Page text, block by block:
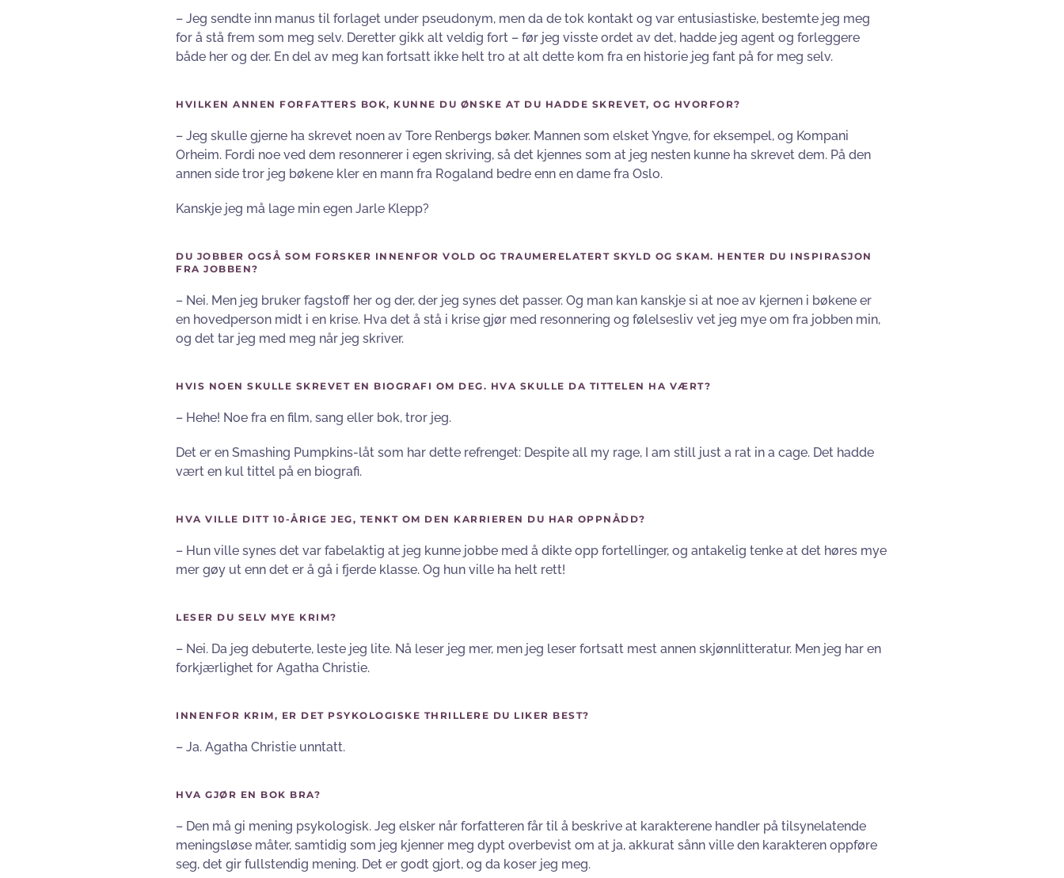
– Jeg sendte inn manus til forlaget under pseudonym, men da de tok kontakt og var entusiastiske, bestemte jeg meg
for å stå frem som meg selv. Deretter gikk alt veldig fort – før jeg visste ordet av det, hadde jeg agent og forleggere
både her og der. En del av meg kan fortsatt ikke helt tro at alt dette kom fra en historie jeg fant på for meg selv.
HVILKEN ANNEN FORFATTERS BOK, KUNNE DU ØNSKE AT DU HADDE SKREVET, OG HVORFOR?
– Jeg skulle gjerne ha skrevet noen av Tore Renbergs bøker. Mannen som elsket Yngve, for eksempel, og Kompani
Orheim. Fordi noe ved dem resonnerer i egen skriving, så det kjennes som at jeg nesten kunne ha skrevet dem. På den
annen side tror jeg bøkene kler en mann fra Rogaland bedre enn en dame fra Oslo.
Kanskje jeg må lage min egen Jarle Klepp?
DU JOBBER OGSÅ SOM FORSKER INNENFOR VOLD OG TRAUMERELATERT SKYLD OG SKAM. HENTER DU INSPIRASJON
FRA JOBBEN?
– Nei. Men jeg bruker fagstoff her og der, der jeg synes det passer. Og man kan kanskje si at noe av kjernen i bøkene er
en hovedperson midt i en krise. Hva det å stå i krise gjør med resonnering og følelsesliv vet jeg mye om fra jobben min,
og det tar jeg med meg når jeg skriver.
HVIS NOEN SKULLE SKREVET EN BIOGRAFI OM DEG. HVA SKULLE DA TITTELEN HA VÆRT?
– Hehe! Noe fra en film, sang eller bok, tror jeg.
Det er en Smashing Pumpkins-låt som har dette refrenget: Despite all my rage, I am still just a rat in a cage. Det hadde
vært en kul tittel på en biografi.
HVA VILLE DITT 10-ÅRIGE JEG, TENKT OM DEN KARRIEREN DU HAR OPPNÅDD?
– Hun ville synes det var fabelaktig at jeg kunne jobbe med å dikte opp fortellinger, og antakelig tenke at det høres mye
mer gøy ut enn det er å gå i fjerde klasse. Og hun ville ha helt rett!
LESER DU SELV MYE KRIM?
– Nei. Da jeg debuterte, leste jeg lite. Nå leser jeg mer, men jeg leser fortsatt mest annen skjønnlitteratur. Men jeg har en
forkjærlighet for Agatha Christie.
INNENFOR KRIM, ER DET PSYKOLOGISKE THRILLERE DU LIKER BEST?
– Ja. Agatha Christie unntatt.
HVA GJØR EN BOK BRA?
– Den må gi mening psykologisk. Jeg elsker når forfatteren får til å beskrive at karakterene handler på tilsynelatende
meningsløse måter, samtidig som jeg kjenner meg dypt overbevist om at ja, akkurat sånn ville den karakteren oppføre
seg, det gir fullstendig mening. Det er godt gjort, og da koser jeg meg.